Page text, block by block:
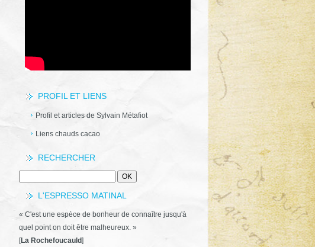
PROFIL ET LIENS
Profil et articles de Sylvain Métafiot
Liens chauds cacao
RECHERCHER
L'ESPRESSO MATINAL
« C'est une espèce de bonheur de connaître jusqu'à
quel point on doit être malheureux. »
[La Rochefoucauld]